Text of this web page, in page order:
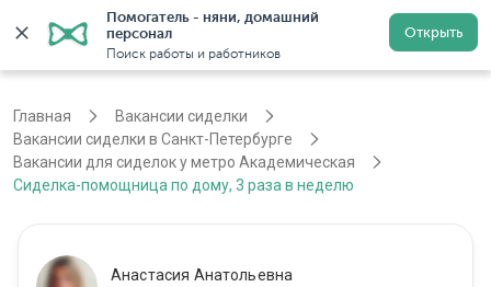
Помогатель - няни, домашний
персонал
Поиск работы и работников
Открыть
Санкт-Петербург Регистрация
Главная
Вакансии сиделки
Вакансии сиделки в Санкт-Петербурге
Вакансии для сиделок у метро Академическая
Сиделка-помощница по дому, 3 раза в неделю
Анастасия Анатольевна